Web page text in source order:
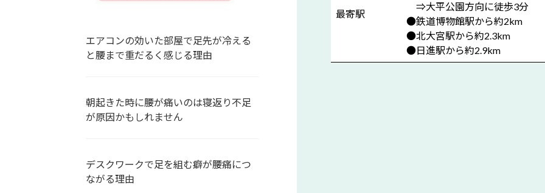
最寄駅
⇒大平公園方向に徒歩3分
●鉄道博物館駅から約2km
●北大宮駅から約2.3km
●日進駅から約2.9km
エアコンの効いた部屋で足先が冷える
と腰まで重だるく感じる理由
朝起きた時に腰が痛いのは寝返り不足
が原因かもしれません
デスクワークで足を組む癖が腰痛につ
ながる理由